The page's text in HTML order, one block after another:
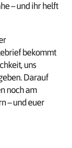
– und ihr helft
bekommt
uns
Darauf
noch am
– und euer